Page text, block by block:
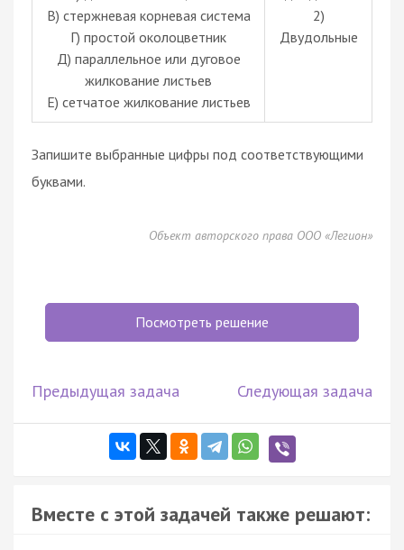
В) стержневая корневая система
Г) простой околоцветник
Д) параллельное или дуговое
жилкование листьев
Е) сетчатое жилкование листьев
2)
Двудольные
Запишите выбранные цифры под соответствующими
буквами.
Объект авторского права ООО «Легион»
Посмотреть решение
Предыдущая задача Следующая задача
Вместе с этой задачей также решают: